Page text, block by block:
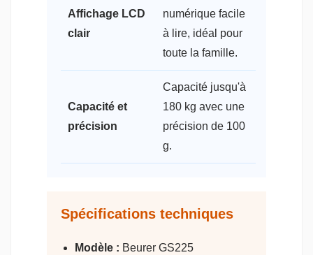
Affichage LCD
clair
numérique facile
à lire, idéal pour
toute la famille.
Capacité et
précision
Capacité jusqu'à
180 kg avec une
précision de 100
g.
Spécifications techniques
Modèle : Beurer GS225